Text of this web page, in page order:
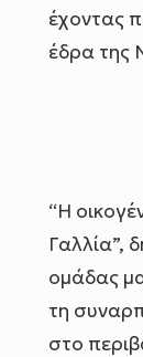
έχοντας
έδρα της
“Η
Γαλλία”,
ομάδας
τη
στο